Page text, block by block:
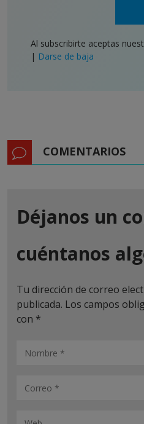
Al subscribirte aceptas
| Darse de baja
COMENTARIOS
Déjanos un
cuéntanos
Tu dirección de correo
publicada. Los campos
con *